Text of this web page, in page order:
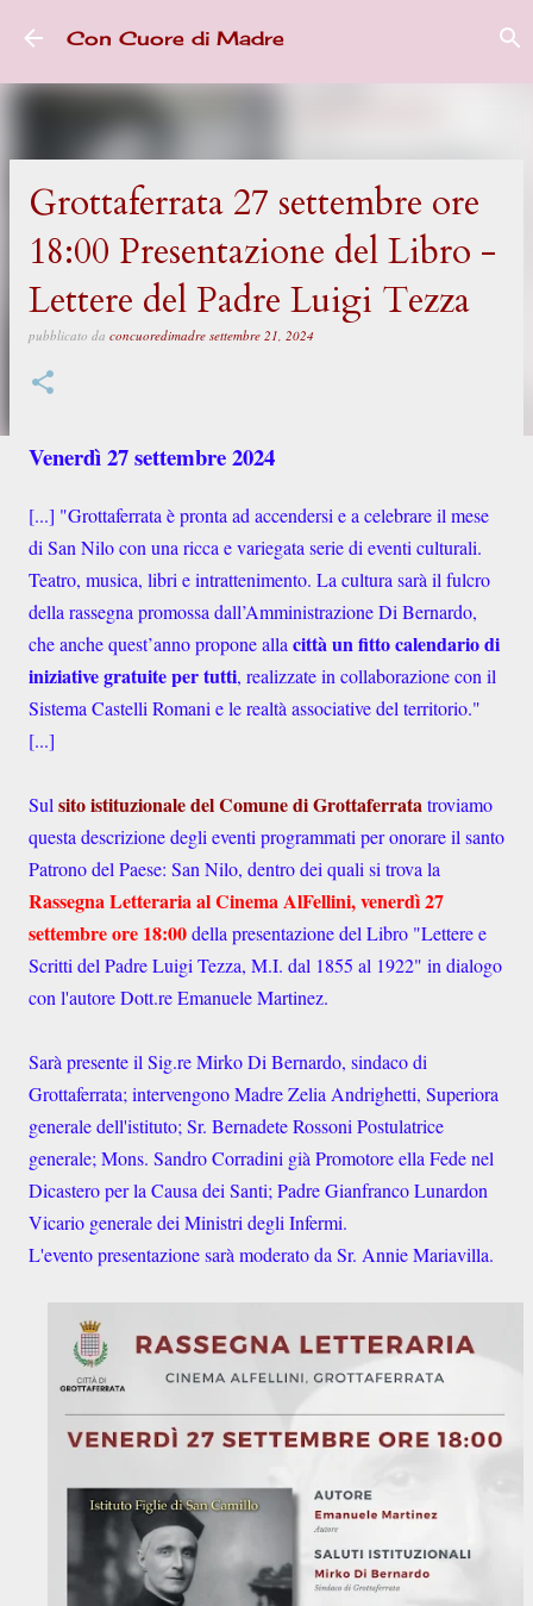
Passa ai contenuti principali
Con Cuore di Madre
Grottaferrata 27 settembre ore
18:00 Presentazione del Libro -
Lettere del Padre Luigi Tezza
pubblicato da concuoredimadre settembre 21, 2024
Venerdì 27 settembre 2024
[...] "Grottaferrata è pronta ad accendersi e a celebrare il mese
di San Nilo con una ricca e variegata serie di eventi culturali.
Teatro, musica, libri e intrattenimento. La cultura sarà il fulcro
della rassegna promossa dall’Amministrazione Di Bernardo,
che anche quest’anno propone alla città un fitto calendario di
iniziative gratuite per tutti, realizzate in collaborazione con il
Sistema Castelli Romani e le realtà associative del territorio."
[...]
Sul sito istituzionale del Comune di Grottaferratatroviamo
questa descrizione degli eventi programmati per onorare il santo
Patrono del Paese: San Nilo, dentro dei quali si trova la
Rassegna Letteraria al Cinema AlFellini, venerdì 27
settembre ore 18:00della presentazione del Libro "Lettere e
Scritti del Padre Luigi Tezza, M.I. dal 1855 al 1922" in dialogo
con l'autore Dott.re Emanuele Martinez.
Sarà presente il Sig.re Mirko Di Bernardo, sindaco di
Grottaferrata; intervengono Madre Zelia Andrighetti, Superiora
generale dell'istituto; Sr. Bernadete Rossoni Postulatrice
generale; Mons. Sandro Corradini già Promotore ella Fede nel
Dicastero per la Causa dei Santi; Padre Gianfranco Lunardon
Vicario generale dei Ministri degli Infermi.
L'evento presentazione sarà moderato da Sr. Annie Mariavilla.